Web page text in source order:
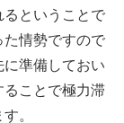
ということで
た情勢ですので
準備しておい
ることで極力滞
。